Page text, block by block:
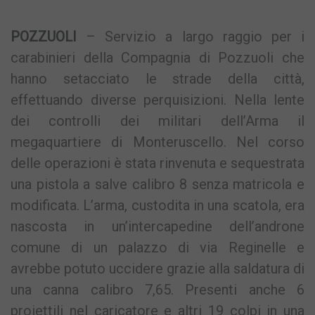
POZZUOLI
– Servizio a largo raggio per i
carabinieri della Compagnia di Pozzuoli che
hanno setacciato le strade della città,
effettuando diverse perquisizioni. Nella lente
dei controlli dei militari dell’Arma il
megaquartiere di Monteruscello. Nel corso
delle operazioni è stata rinvenuta e sequestrata
una pistola a salve calibro 8 senza matricola e
modificata. L’arma, custodita in una scatola, era
nascosta in un’intercapedine dell’androne
comune di un palazzo di via Reginelle e
avrebbe potuto uccidere grazie alla saldatura di
una canna calibro 7,65. Presenti anche 6
proiettili nel caricatore e altri 19 colpi in una